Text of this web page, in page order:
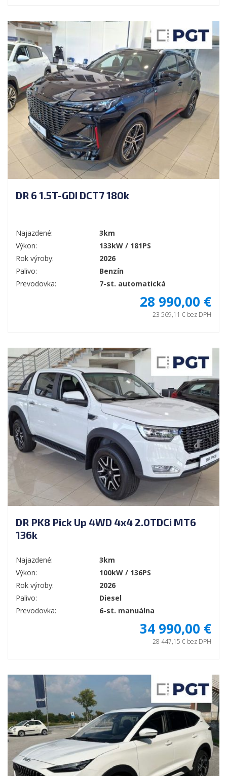
DR 6 1.5T-GDI DCT7 180k
Najazdené:
3km
Výkon:
133kW / 181PS
Rok výroby:
2026
Palivo:
Benzín
Prevodovka:
7-st. automatická
28 990,00 €
23 569,11 € bez DPH
DR PK8 Pick Up 4WD 4x4 2.0TDCi MT6
136k
Najazdené:
3km
Výkon:
100kW / 136PS
Rok výroby:
2026
Palivo:
Diesel
Prevodovka:
6-st. manuálna
34 990,00 €
28 447,15 € bez DPH